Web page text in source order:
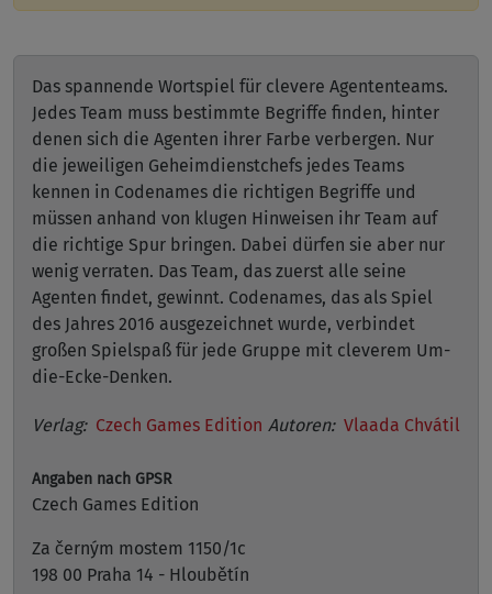
Das spannende Wortspiel für clevere Agententeams.
Jedes Team muss bestimmte Begriffe finden, hinter
denen sich die Agenten ihrer Farbe verbergen. Nur
die jeweiligen Geheimdienstchefs jedes Teams
kennen in Codenames die richtigen Begriffe und
müssen anhand von klugen Hinweisen ihr Team auf
die richtige Spur bringen. Dabei dürfen sie aber nur
wenig verraten. Das Team, das zuerst alle seine
Agenten findet, gewinnt. Codenames, das als Spiel
des Jahres 2016 ausgezeichnet wurde, verbindet
großen Spielspaß für jede Gruppe mit cleverem Um-
die-Ecke-Denken.
Verlag: Czech Games Edition
Angaben nach GPSR
Czech Games Edition
Za černým mostem 1150/1c
198 00 Praha 14 - Hloubětín
Autoren: Vlaada Chvátil